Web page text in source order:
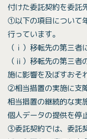
付けた委託契約を委託
①以下の項目について
行っています。
（ｉ）移転先の第三
（ⅱ）移転先の第三者
施に影響を及ぼすおそ
②相当措置の実施に支
相当措置の継続的な実
個人データの提供を停
③委託契約では、委託